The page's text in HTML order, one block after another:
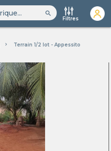
search
Filtres
Terrain 1/2 lot - Appessito